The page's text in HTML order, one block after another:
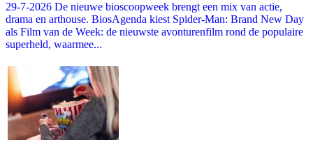
29-7-2026 De nieuwe bioscoopweek brengt een mix van actie,
drama en arthouse. BiosAgenda kiest Spider-Man: Brand New Day
als Film van de Week: de nieuwste avonturenfilm rond de populaire
superheld, waarmee...